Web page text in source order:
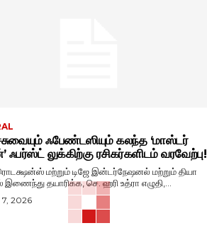
ஃபேண்டஸியும் கலந்த ‘மாஸ்டர்
ஃபர்ஸ்ட் லுக்கிற்கு ரசிகர்களிடம் வரவேற்பு!
மற்றும் டிஜே இன்டர்நேஷனல் மற்றும் தியா
இணைந்து தயாரிக்க, செ. ஹரி உத்ரா எழுதி,...
2026